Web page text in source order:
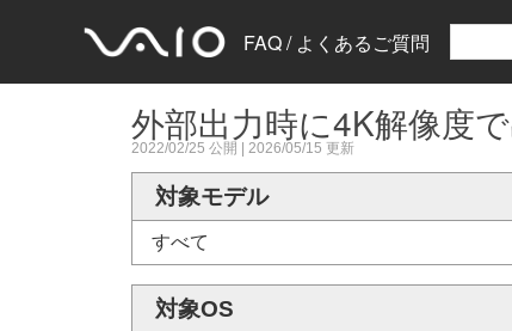
FAQ / よくあるご質問
外部出力時に4K解像度
2022/02/25 公開 | 2026/05/15 更新
対象モデル
すべて
対象OS